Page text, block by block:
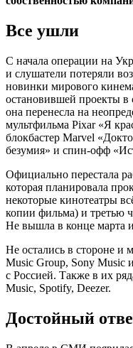
Все ушли
С начала операции на
и слушатели потеряли
новинки мирового
остановившей проекты в
она перенесла на
мультфильма Pixar «Я
блокбастер Marvel
безумия» и спин-офф
Официально перестала
которая планировала
некоторые кинотеатры
копии фильма) и третью
Не вышла в конце марта
Не остались в стороне и
Music Group, Sony Music
с Россией. Также в их
Music, Spotify, Deezer.
Достойный